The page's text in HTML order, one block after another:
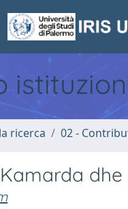
ricerca 02 -